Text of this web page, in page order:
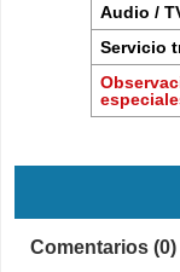
Audio /
Servicio
Comentarios (0)